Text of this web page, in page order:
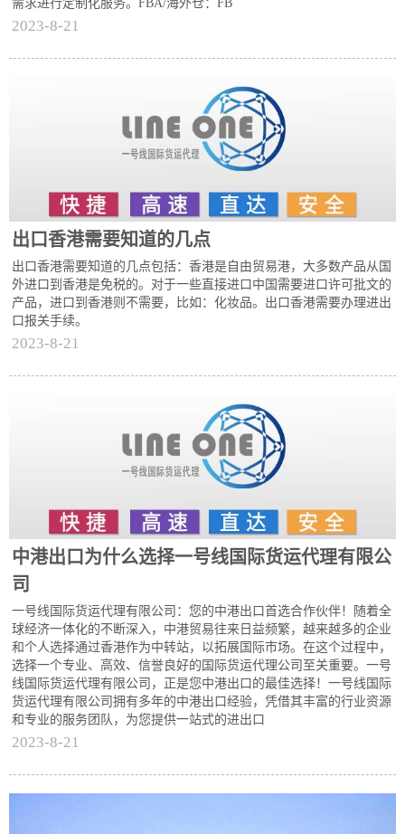
需求进行定制化服务。FBA/海外仓：FB
2023-8-21
出口香港需要知道的几点
出口香港需要知道的几点包括：香港是自由贸易港，大多数产品从国
外进口到香港是免税的。对于一些直接进口中国需要进口许可批文的
产品，进口到香港则不需要，比如：化妆品。出口香港需要办理进出
口报关手续。
2023-8-21
中港出口为什么选择一号线国际货运代理有限公
司
一号线国际货运代理有限公司：您的中港出口首选合作伙伴！随着全
球经济一体化的不断深入，中港贸易往来日益频繁，越来越多的企业
和个人选择通过香港作为中转站，以拓展国际市场。在这个过程中，
选择一个专业、高效、信誉良好的国际货运代理公司至关重要。一号
线国际货运代理有限公司，正是您中港出口的最佳选择！一号线国际
货运代理有限公司拥有多年的中港出口经验，凭借其丰富的行业资源
和专业的服务团队，为您提供一站式的进出口
2023-8-21